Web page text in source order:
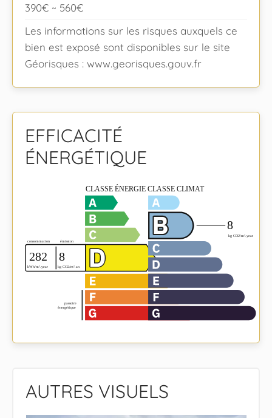
390€ ~ 560€
Les informations sur les risques auxquels ce
bien est exposé sont disponibles sur le site
Géorisques : www.georisques.gouv.fr
EFFICACITÉ
ÉNERGÉTIQUE
AUTRES VISUELS